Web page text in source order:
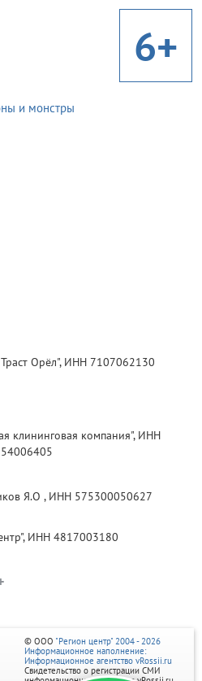
6+
и монстры
Орёл", ИНН 7107062130
клининговая компания", ИНН
Я.О , ИНН 575300050627
ИНН 4817003180
© ООО "Регион центр" 2004 - 2026
Информационное наполнение:
Информационное агентство vRossii.ru
Свидетельство о регистрации СМИ